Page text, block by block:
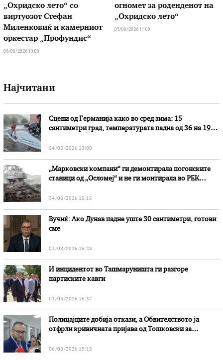
„Охридско лето“ со
виртуозот Стефан
Миленковиќ и камерниот
оркестар „Профундис“
06/08/2026 10:08
огномет за роденденот на
„Охридско лето“
05/08/2026 11:08
Најчитани
Сцени од Германија како во сред зима: 15
сантиметри град, температурата падна од 36 на 19
04/08/2026 13:08
„Марковски компани“ ги демонтирала погонските
станици од „Осломеј“ и не ги монтирала во РЕК
04/08/2026 15:15
Вучиќ: Ако Дунав падне уште 30 сантиметри, готови
сме
01/08/2026 16:28
И инцидентот во Ташмаруништa ги разгоре
партиските кавги
03/08/2026 16:37
Полицајците добија откази, а Обвителството ја
отфрли кривичната пријава од Тошковски за
06/08/2026 15:13